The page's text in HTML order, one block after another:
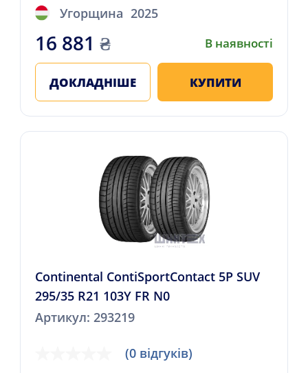
Угорщина 2025
16 881 ₴ В наявності
ДОКЛАДНІШЕ КУПИТИ
Continental ContiSportContact 5P SUV
295/35 R21 103Y FR N0
Артикул: 293219
(0 відгуків)